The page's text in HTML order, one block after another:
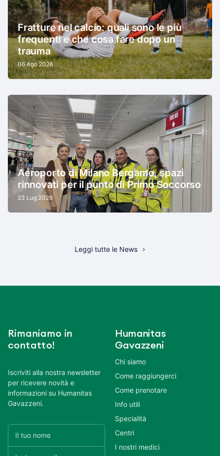
Fratture nel calcio: quali sono le più
frequenti e che cosa fare dopo un
trauma
06 Ago 2026
Aeroporto di Milano Bergamo, spazi
rinnovati per il punto di Primo Soccorso
23 Lug 2026
Leggi tutte le News
Rimaniamo in
contatto!
Iscriviti alla nostra newsletter
per ricevere novità e
informazioni su Humanitas
Gavazzeni.
Humanitas
Gavazzeni
Chi siamo
Come raggiungerci
Come prenotare
Info utili
Specialità
Centri
I nostri medici